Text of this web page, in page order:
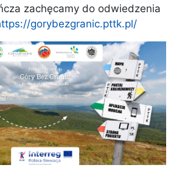
zachęcamy do odwiedzenia
gorybezgranic.pttk.pl/